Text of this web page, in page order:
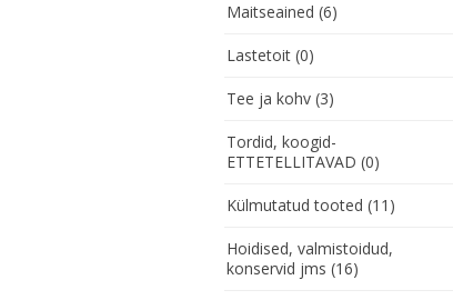
Maitseained (6)
Lastetoit (0)
Tee ja kohv (3)
Tordid, koogid-
ETTETELLITAVAD (0)
Külmutatud tooted (11)
Hoidised, valmistoidud,
konservid jms (16)